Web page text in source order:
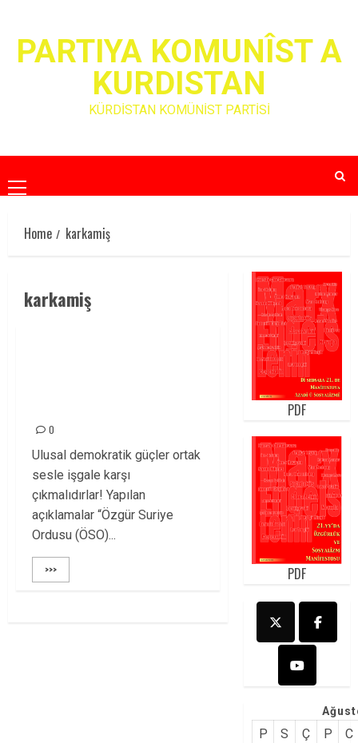
contentPARTIYA KOMUNÎST A
KURDISTAN
KÜRDİSTAN KOMÜNİST PARTİSİ
Primary
Menu
Home
karkamiş
karkamiş
0
Ulusal demokratik güçler ortak
sesle işgale karşı
çıkmalıdırlar! Yapılan
açıklamalar “Özgür Suriye
Ordusu (ÖSO)...
>>>
PDF
PDF
P S Ç P C